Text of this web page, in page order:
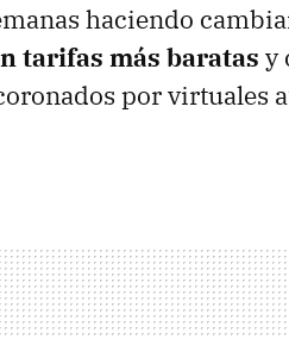
haciendo
tarifas más baratas y
por virtuales